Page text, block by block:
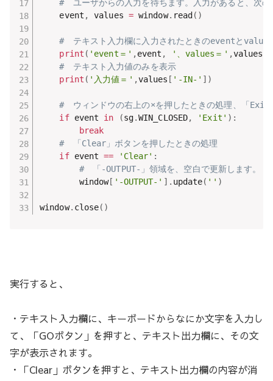
#　ユーザからの入力を待ちます。入力があると、次
    event
, values = window. read ( )
#　テキスト入力欄に入力されたときのeventと
print ( 'event＝' ,event , '、values＝' ,values
#　テキスト入力値のみを表示
print ( '入力値＝' ,values [ '-IN-' ] )
#　ウィンドウの右上の×を押したときの処理、「Exit
if event in (sg.WIN_CLOSED, 'Exit' ) :
break
#　「Clear」ボタンを押したときの処理
if event == 'Clear' :
#　「-OUTPUT-」領域を、空白で更新します。
        window
[ '-OUTPUT-' ] . update( '' )
window. close( )
実行すると、
・テキスト入力欄に、キーボードからなにか文字を入力し
て、「GOボタン」を押すと、テキスト出力欄に、その文
字が表示されます。
・「Clear」ボタンを押すと、テキスト出力欄の内容が消